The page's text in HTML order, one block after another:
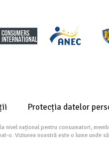
Protecția datelor
nivel național pentru consumatori,
o. Viziunea noastră este o lume